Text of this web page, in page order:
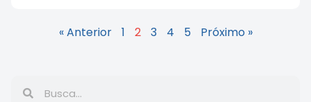
« Anterior 1 2 3 4 5 Próximo »